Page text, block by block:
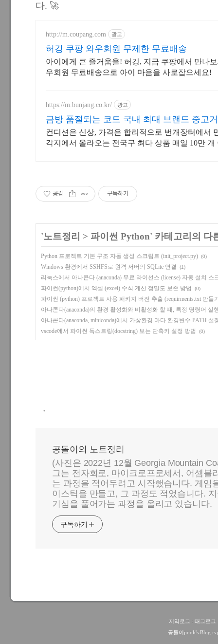
다. 🚀
http://m.coupang.com 광고
허깅 쿠팡 와우회원 무제한 무료배송
아이에게 큰 즐거움을! 허깅, 지금 쿠팡에서 만나
우회원 무료배송으로 아이 마음을 사로잡으세요!
https://m.bunjang.co.kr/ 광고
금방 품절되는 코드 국내 최대 브랜드 중고
컨디션은 신상, 가격은 합리적으로 번개장터에서
각지에서 올라오는 전국구 최다 상품 매일 10만 개
공감 구독하기
'노트정리 > 파이썬 Python' 카테고리의 다
Python 프로젝트 기본 구조 자동 생성 스크립트 (init_project.py) (0)
Windows 환경에서 SSHFS로 원격 서버의 SQLite 연결 (1)
리눅스에서 아나콘다 (anaconda) 무료 라이선스 (license) 자동 설치 스
파이썬(python)에서 엑셀 (excel) 수식 계산 정밀도 보존 방법
(0)
파이썬 (python) 프로젝트 사용 패키지 버전 추출 (requirments.txt 만들
아나콘다(anaconda)의 환경 활성화와 비활성화 할 때, 특정 명령어 실
아나콘다(anaconda, miniconda)에서 가상환경 마다 환경변수 PATH 설
vscode에서 파이썬 독스트링(docstring) 보는 단축키 설정 방법
(0)
,
공돌이의 노트정리
(사진은 2022년 12월 Georgia Mountain
그는 전자회로, 마이크로프로세서, 어셈블
는 과정을 적어두려고 시작했습니다. 게임
이스틱을 만들고, 그 과정도 적었습니다.
기심을 풀어가는 과정을 올리고 있습니다.
구독하기
지역로그 : 태그로그
공돌이pooh's Blog is